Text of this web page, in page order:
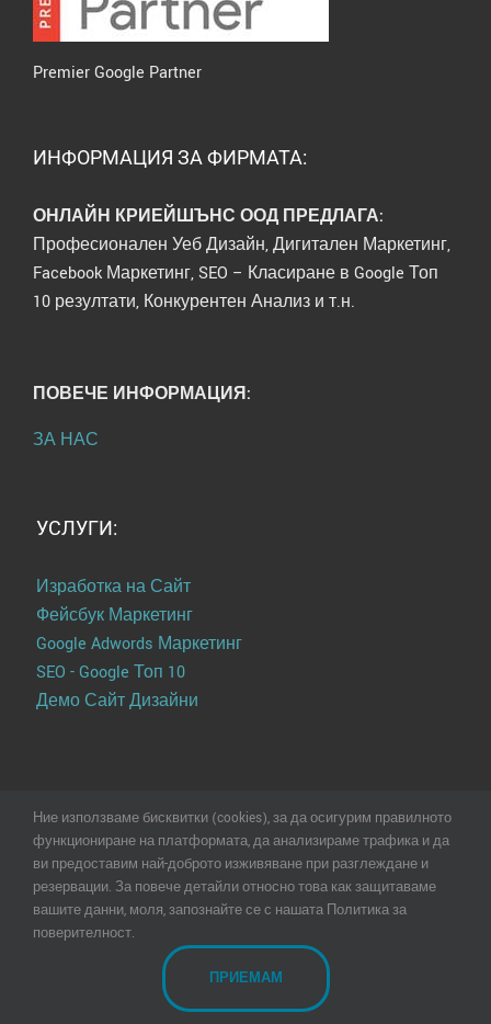
Premier Google Partner
ИНФОРМАЦИЯ ЗА ФИРМАТА:
ОНЛАЙН КРИЕЙШЪНС ООД ПРЕДЛАГА:
Професионален Уеб Дизайн, Дигитален Маркетинг,
Facebook Маркетинг, SEO – Класиране в Google Топ
10 резултати, Конкурентен Анализ и т.н.
ПОВЕЧЕ ИНФОРМАЦИЯ:
ЗА НАС
УСЛУГИ:
Изработка на Сайт
Фейсбук Маркетинг
Google Adwords Маркетинг
SEO - Google Топ 10
Демо Сайт Дизайни
© Copyright2026 | All Rights Reserved | Powered byOnline
Creations Ltd|Terms of Use|Privacy Statement & Data
Policy |Cookie Policy|Trademarks
Ние използваме бисквитки (cookies), за да осигурим правилното
функциониране на платформата, да анализираме трафика и да
ви предоставим най-доброто изживяване при разглеждане и
резервации. За повече детайли относно това как защитаваме
вашите данни, моля, запознайте се с нашата Политика за
поверителност.
ПРИЕМАМ